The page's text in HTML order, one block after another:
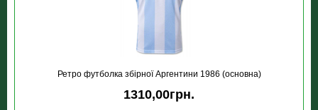
Ретро футболка збірної Аргентини 1986 (основна)
1310,00грн.